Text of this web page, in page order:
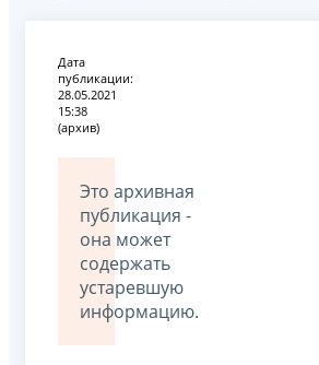
Дата
публикации:
28.05.2021
15:38
(архив)
Это архивная
публикация -
она может
содержать
устаревшую
информацию.